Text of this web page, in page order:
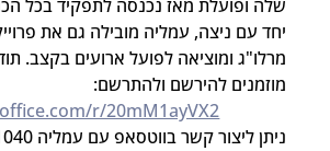
שלה ופועלת מאז נכנסה לתפקיד בכל
יחד עם ניצה, עמליה מובילה גם את
מרלו"ג ומוציאה לפועל ארועים בקצב.
מוזמנים להירשם ולהתרשם:
r/20mM1ayVX2
ניתן ליצור קשר בווטסאפ עם עמליה 054-541-1040